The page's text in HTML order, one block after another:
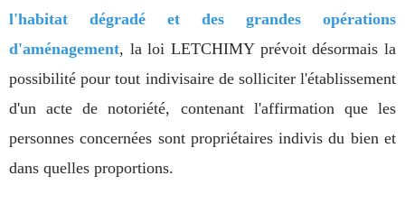
l'habitat dégradé et des grandes opérations
d'aménagement, la loi LETCHIMY prévoit désormais la
possibilité pour tout indivisaire de solliciter l'établissement
d'un acte de notoriété, contenant l'affirmation que les
personnes concernées sont propriétaires indivis du bien et
dans quelles proportions.